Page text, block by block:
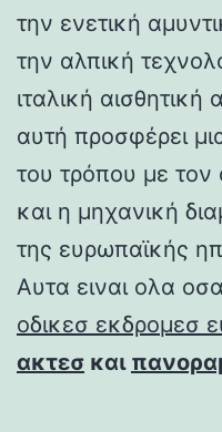
την ενετική
την αλπική
ιταλική
αυτή προσφέρει
του τρόπου με τον
και η μηχανική
της ευρωπαϊκής
Αυτα ειναι ολα
οδικεσ εκδρομεσ
ακτεσ και